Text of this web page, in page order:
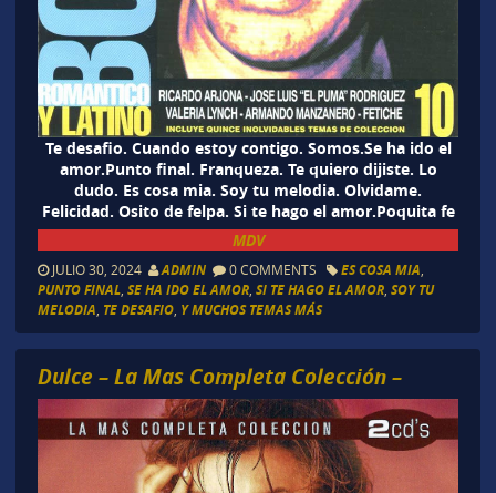
Te desafio. Cuando estoy contigo. Somos.Se ha ido el
amor.Punto final. Franqueza. Te quiero dijiste. Lo
dudo. Es cosa mia. Soy tu melodia. Olvidame.
Felicidad. Osito de felpa. Si te hago el amor.Poquita fe
MDV
JULIO 30, 2024 ADMIN 0 COMMENTS ES COSA MIA
PUNTO FINAL, SE HA IDO EL AMOR, SI TE HAGO EL AMOR, SOY TU
MELODIA TE DESAFIO, Y MUCHOS TEMAS MÁS
Dulce – La Mas Completa Colección –